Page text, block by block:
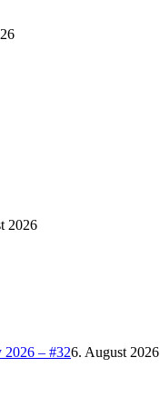
2026
2026 – #326. August 2026